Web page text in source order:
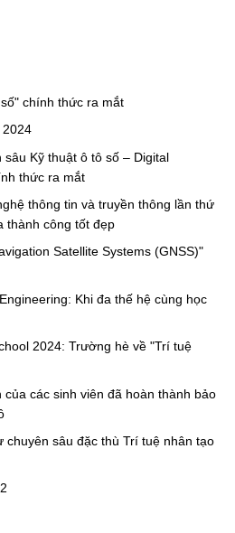
chính thức ra mắt
2024
Kỹ thuật ô tô số – Digital
thức ra mắt
thông tin và truyền thông lần thứ
thành công tốt đẹp
Satellite Systems (GNSS)"
Khi đa thế hệ cùng học
2024: Trường hè về "Trí tuệ
các sinh viên đã hoàn thành bảo
sâu đặc thù Trí tuệ nhân tạo